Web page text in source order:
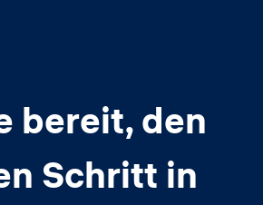
bereit, den
Schritt in